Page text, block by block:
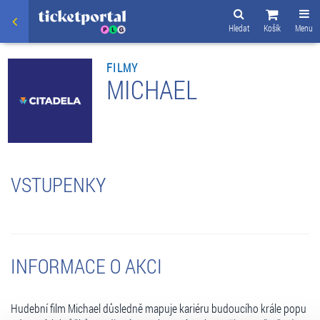
Menu
Košík
Hledat
FILMY
MICHAEL
VSTUPENKY
INFORMACE O AKCI
Hudební film Michael důsledně mapuje kariéru budoucího krále popu